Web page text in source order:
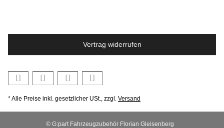
Vertrag widerrufen
* Alle Preise inkl. gesetzlicher USt., zzgl. Versand
© G:part Fahrzeugzubehör Florian Gleisenberg